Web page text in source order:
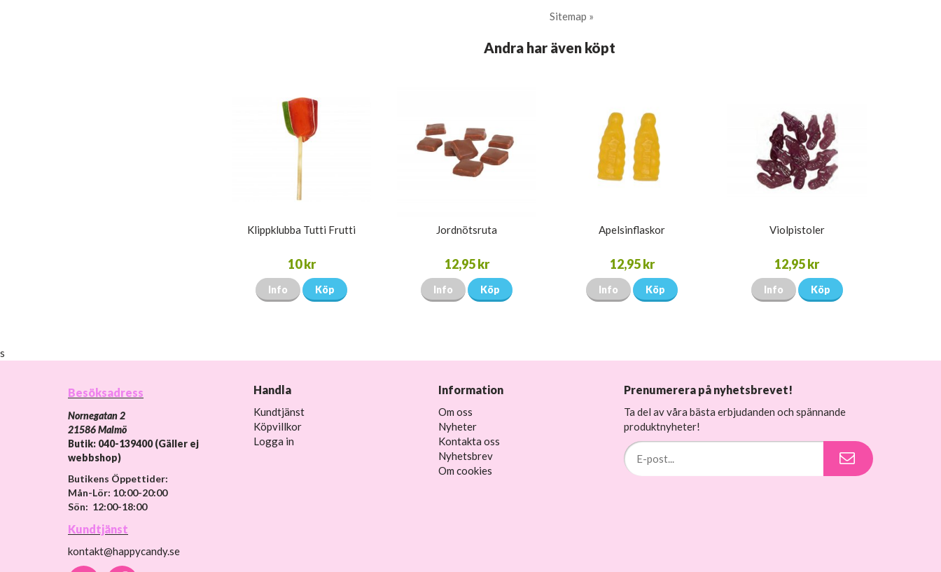
Sitemap »
Andra har även köpt
Klippklubba Tutti Frutti
10 kr
Info Köp
Jordnötsruta
12,95 kr
Info Köp
Apelsinflaskor
12,95 kr
Info Köp
Violpistoler
12,95 kr
Info Köp
s
Besöksadress
Nornegatan 2
21586 Malmö
Butik: 040-139400 (Gäller ej
webbshop)
Butikens Öppettider:
Mån-Lör: 10:00-20:00
Sön: 12:00-18:00
Kundtjänst
kontakt@happycandy.se
Handla
Kundtjänst
Köpvillkor
Logga in
Information
Om oss
Nyheter
Kontakta oss
Nyhetsbrev
Om cookies
Prenumerera på nyhetsbrevet!
Ta del av våra bästa erbjudanden och spännande
produktnyheter!